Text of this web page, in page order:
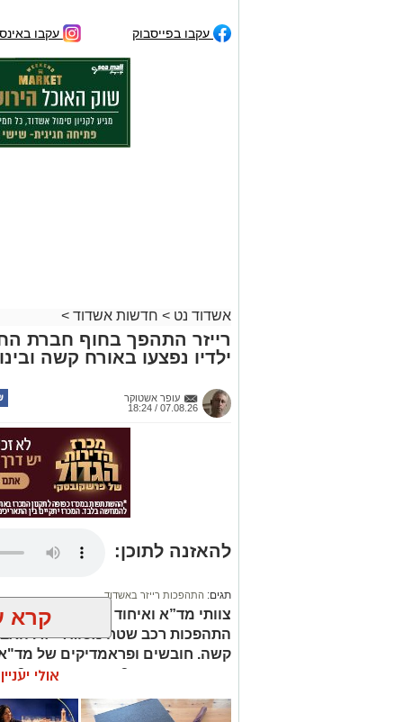
עקבו בפייסבוק עקבו
אשדוד נט > חדשות אשדוד >
רייזר התהפך בחוף חברת
ילדיו נפצעו באורח קשה
עופר אשטוקר
07.08.26 / 18:24
להאזנה לתוכן:
תגים: התהפכות רייזר באשדוד
צוותי מד”א ואיחוד הצלה הוזעקו
קשה. חובשים ופראמדיקים של מד"א
חבלות בראש ובגפיים.
קרא
אולי